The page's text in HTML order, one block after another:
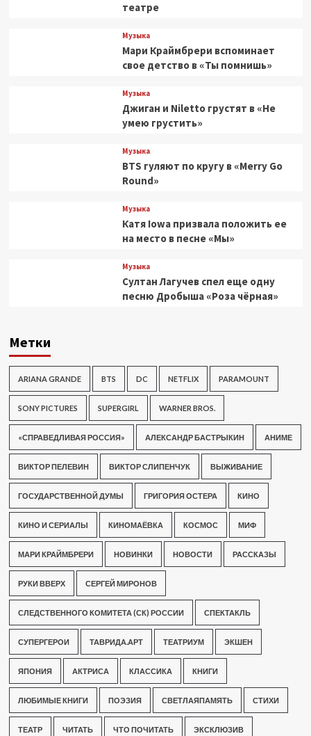
театре
Музыка
Мари Краймбрери вспоминает
свое детство в «Ты помнишь»
Музыка
Джиган и Niletto грустят в «Не
умею грустить»
Музыка
BTS гуляют по кругу в «Merry Go
Round»
Музыка
Катя Iowa призвала положить ее
на место в песне «Мы»
Музыка
Султан Лагучев спел еще одну
песню Дробыша «Роза чёрная»
Метки
ARIANA GRANDE BTS DC NETFLIX PARAMOUNT
SONY PICTURES SUPERGIRL WARNER BROS.
«СПРАВЕДЛИВАЯ РОССИЯ» АЛЕКСАНДР БАСТРЫКИН АНИМЕ
ВИКТОР ПЕЛЕВИН ВИКТОР СЛИПЕНЧУК ВЫЖИВАНИЕ
ГОСУДАРСТВЕННОЙ ДУМЫ ГРИГОРИЯ ОСТЕРА КИНО
КИНО И СЕРИАЛЫ КИНОМАЁВКА КОСМОС МИФ
МАРИ КРАЙМБРЕРИ НОВИНКИ НОВОСТИ РАССКАЗЫ
РУКИ ВВЕРХ СЕРГЕЙ МИРОНОВ
СЛЕДСТВЕННОГО КОМИТЕТА (СК) РОССИИ СПЕКТАКЛЬ
СУПЕРГЕРОИ ТАВРИДА.АРТ ТЕАТРИУМ ЭКШЕН
ЯПОНИЯ АКТРИСА КЛАССИКА КНИГИ
ЛЮБИМЫЕ КНИГИ ПОЭЗИЯ СВЕТЛАЯПАМЯТЬ СТИХИ
ТЕАТР ЧИТАТЬ ЧТО ПОЧИТАТЬ ЭКСКЛЮЗИВ